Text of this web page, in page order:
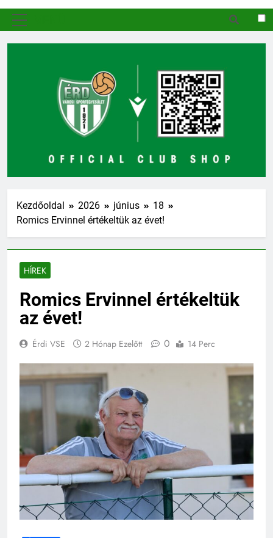
Kezdőoldal 2026 június
18
Romics Ervinnel értékeltük az évet!
HÍREK
Romics Ervinnel értékeltük
az évet!
Érdi VSE 2 Hónap Ezelőtt 0 14 Perc